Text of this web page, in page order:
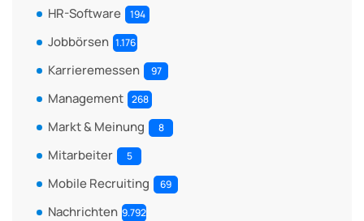
HR-Software 194
Jobbörsen 1.176
Karrieremessen 97
Management 268
Markt & Meinung 8
Mitarbeiter 5
Mobile Recruiting 69
Nachrichten 9.792